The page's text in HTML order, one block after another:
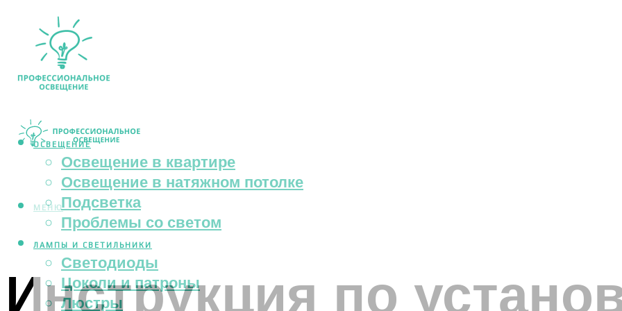
ОСВЕЩЕНИЕ
Освещение в квартире
Освещение в натяжном потолке
Подсветка
Проблемы со светом
ЛАМПЫ И СВЕТИЛЬНИКИ
Светодиоды
Цоколи и патроны
Люстры
МЕНЮ
Инструкция по